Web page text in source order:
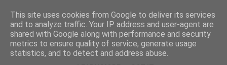
This site uses cookies from Google to deliver its services
and to analyze traffic. Your IP address and user-agent are
shared with Google along with performance and security
metrics to ensure quality of service, generate usage
statistics, and to detect and address abuse.